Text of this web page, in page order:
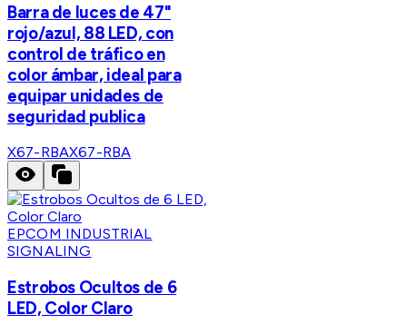
Barra de luces de 47"
rojo/azul, 88 LED, con
control de tráfico en
color ámbar, ideal para
equipar unidades de
seguridad publica
X67-RBAX67-RBA
EPCOM INDUSTRIAL
SIGNALING
Estrobos Ocultos de 6
LED, Color Claro